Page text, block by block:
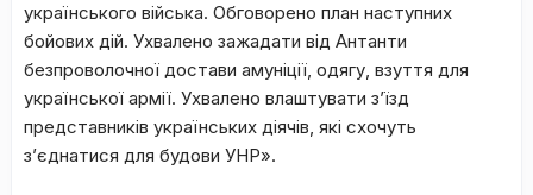
українського війська. Обговорено план наступних
бойових дій. Ухвалено зажадати від Антанти
безпроволочної достави амуніції, одягу, взуття для
української армії. Ухвалено влаштувати з’їзд
представників українських діячів, які схочуть
з’єднатися для будови УНР».